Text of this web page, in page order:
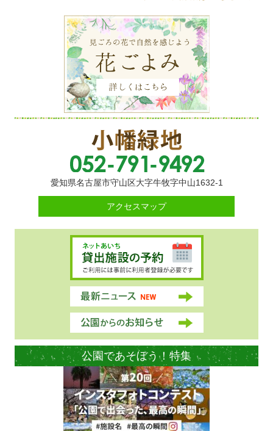
愛知県名古屋市守山区大字牛牧字中山1632-1
アクセスマップ
公園であそぼう！特集